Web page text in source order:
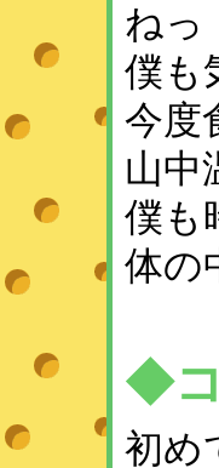
ねっ
僕も
今度
山中
僕も
体の
◆
初め